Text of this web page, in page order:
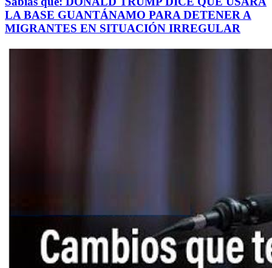
LA BASE GUANTÁNAMO PARA DETENER A
MIGRANTES EN SITUACIÓN IRREGULAR